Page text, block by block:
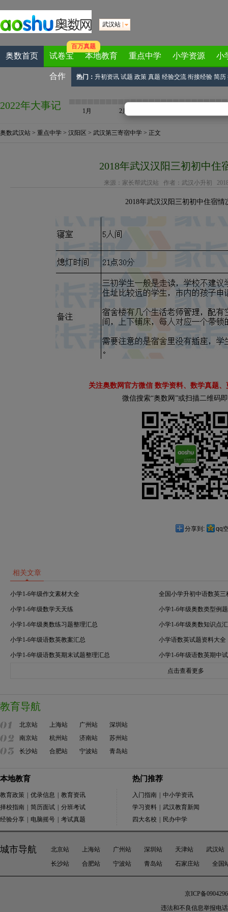
武汉站
奥数首页 试卷宝
百万真题
本地教育 重点中学 小学资源 小
合作 热门： 升初资讯 试题 政策 真题 经验交流 衔接经验 简历
2022年大事记 1月 2月
奥数武汉站 > 重点中学 > 汉阳区 > 武汉第三寄宿中学 > 正文
2018年武汉汉阳三初初中住
来源： 家长帮武汉站 作者：武汉小升初
2018年武汉汉阳三初初中住宿情
关注奥数网官方微信 数学资料、数学真题
微信搜索“奥数网”或扫描二维码
分享到: qq
相关文章
小学1-6年级作文素材大全 全国小学升初中语数英三
小学1-6年级数学天天练 小学1-6年级奥数类型例
小学1-6年级奥数练习题整理汇总 小学1-6年级奥数知识点
小学1-6年级语数英教案汇总 小学语数英试题资料大全
小学1-6年级语数英期末试题整理汇总 小学1-6年级语数英期中
点击查看更多
教育导航
北京站 上海站 广州站
深圳站
南京站
杭州站 济南站
苏州站
长沙站
合肥站 宁波站 青岛站
本地教育
教育政策 优录信息
教育资讯
择校指南
简历面试
分班考试
经验分享
电脑摇号 考试真题
热门推荐
入门指南
中小学资讯
学习资料
武汉教育新闻
四大名校
民办中学
城市导航 北京站 上海站 广州站 深圳站 天津站
武汉站
长沙站
合肥站 宁波站 青岛站 石家庄站 全国
京ICP备
违法和不良信息举报电